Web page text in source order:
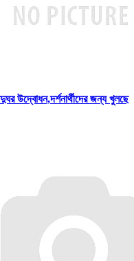
উদ্বোধন,দর্শনার্থীদের জন্য খুলছে